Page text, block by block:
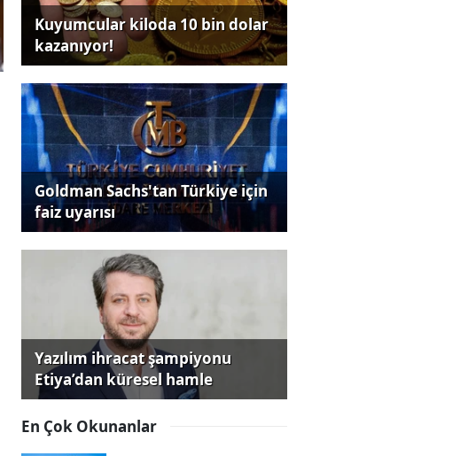
Kuyumcular kiloda 10 bin dolar
kazanıyor!
Goldman Sachs'tan Türkiye için
faiz uyarısı
Yazılım ihracat şampiyonu
Etiya’dan küresel hamle
En Çok Okunanlar